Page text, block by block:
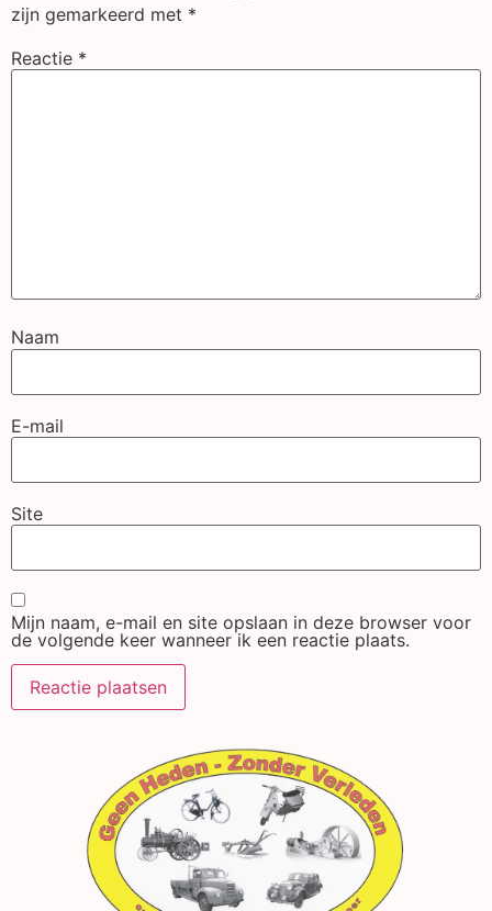
zijn gemarkeerd met *
Reactie *
Naam
E-mail
Site
Mijn naam, e-mail en site opslaan in deze browser voor
de volgende keer wanneer ik een reactie plaats.